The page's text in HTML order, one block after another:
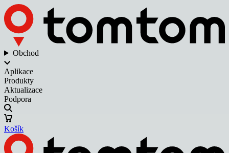
Obchod
Aplikace
Produkty
Aktualizace
Podpora
Košík